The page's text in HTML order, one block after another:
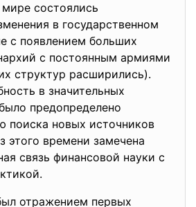
состоялись
в государственном
с появлением больших
с постоянным армиями
структур расширились).
в значительных
предопределено
поиска новых источников
этого времени замечена
связь финансовой науки с
отражением первых